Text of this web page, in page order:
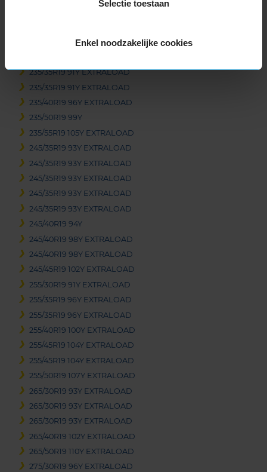
Selectie toestaan
Enkel noodzakelijke cookies
235/35R19 91Y EXTRALOAD
235/35R19 91Y EXTRALOAD
235/35R19 91Y EXTRALOAD
235/40R19 96Y EXTRALOAD
235/50R19 99Y
235/55R19 105Y EXTRALOAD
245/35R19 93Y EXTRALOAD
245/35R19 93Y EXTRALOAD
245/35R19 93Y EXTRALOAD
245/35R19 93Y EXTRALOAD
245/35R19 93Y EXTRALOAD
245/40R19 94Y
245/40R19 98Y EXTRALOAD
245/40R19 98Y EXTRALOAD
245/45R19 102Y EXTRALOAD
255/30R19 91Y EXTRALOAD
255/35R19 96Y EXTRALOAD
255/35R19 96Y EXTRALOAD
255/40R19 100Y EXTRALOAD
255/45R19 104Y EXTRALOAD
255/45R19 104Y EXTRALOAD
255/50R19 107Y EXTRALOAD
265/30R19 93Y EXTRALOAD
265/30R19 93Y EXTRALOAD
265/30R19 93Y EXTRALOAD
265/40R19 102Y EXTRALOAD
265/50R19 110Y EXTRALOAD
275/30R19 96Y EXTRALOAD